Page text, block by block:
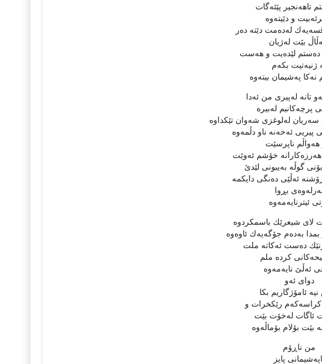
تاهه‌نجیر پێئه‌گات
و دێیته‌وه‌
له‌ده‌مت دێته‌ ده‌ر
بێت له‌ژیان
ده‌ستم لێده‌یت و هه‌ست
ژنیه‌تیت بكه‌م
نه‌كا په‌شیمان بیته‌وه‌
تانه‌ له‌پیری من ئه‌دا
پرچه‌كانیم له‌بیره‌
سه‌ریان له‌لوغزی شه‌وان تێكداوه‌
پیریی ئه‌خه‌نه‌ ناو دڵمه‌وه‌
هه‌واڵم ناپرسێت
هه‌رزه‌كارانه‌ خۆشم ئه‌وێت
گوڵه‌ به‌یبونی لێدێ‌
ئه‌ڵێی ده‌نگی دایكمه‌
بڕوا
ئیترنایه‌مه‌وه‌
لای شیعرێك باسمكردوه‌
بمدا به‌ده‌م جۆگه‌یه‌ك ئاوه‌وه‌
ده‌ست ئه‌كاته‌ ملت
كرده‌ ملم
ئه‌ڵێ‌ نایه‌مه‌وه‌
دوای ئه‌و
ئامۆژگاریم بكا
رێكخرات و
ئاگات له‌خۆت بێت
بێت بۆلام بۆماڵه‌وه‌
من ناڕۆم
پایز